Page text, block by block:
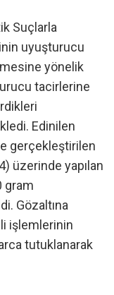
Suçlarla
uyuşturucu
yönelik
tacirlerine
Edinilen
gerçekleştirilen
üzerinde yapılan
gram
Gözaltına
işlemlerinin
tutuklanarak